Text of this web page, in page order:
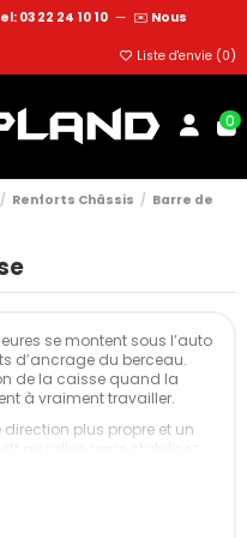
03 22 24 10 10 — ✉️ Nous
Liste d'envie (0)
0
Renforts Châssis
Barre de
se montent sous l’auto
d’ancrage du berceau.
de la caisse quand la
à vraiment travailler.
plus propre et un